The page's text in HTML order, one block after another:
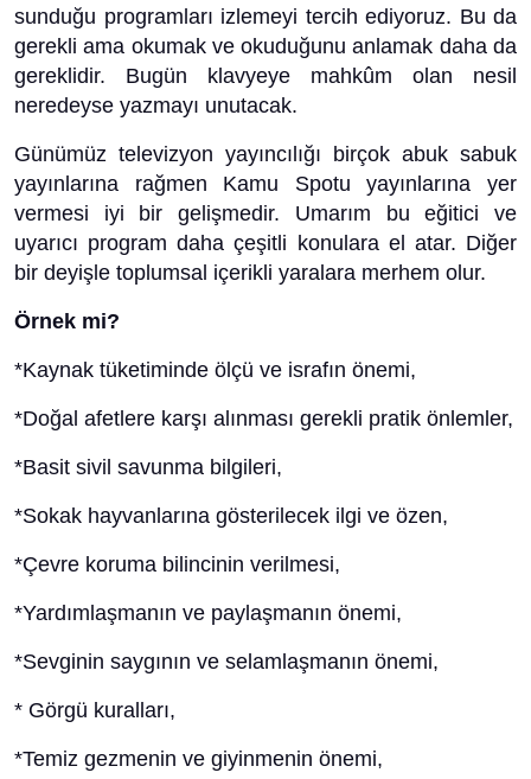
sunduğu programları izlemeyi tercih ediyoruz. Bu da
gerekli ama okumak ve okuduğunu anlamak daha da
gereklidir. Bugün klavyeye mahkûm olan nesil
neredeyse yazmayı unutacak.
Günümüz televizyon yayıncılığı birçok abuk sabuk
yayınlarına rağmen Kamu Spotu yayınlarına yer
vermesi iyi bir gelişmedir. Umarım bu eğitici ve
uyarıcı program daha çeşitli konulara el atar. Diğer
bir deyişle toplumsal içerikli yaralara merhem olur.
Örnek mi?
*Kaynak tüketiminde ölçü ve israfın önemi,
*Doğal afetlere karşı alınması gerekli pratik önlemler,
*Basit sivil savunma bilgileri,
*Sokak hayvanlarına gösterilecek ilgi ve özen,
*Çevre koruma bilincinin verilmesi,
*Yardımlaşmanın ve paylaşmanın önemi,
*Sevginin saygının ve selamlaşmanın önemi,
* Görgü kuralları,
*Temiz gezmenin ve giyinmenin önemi,